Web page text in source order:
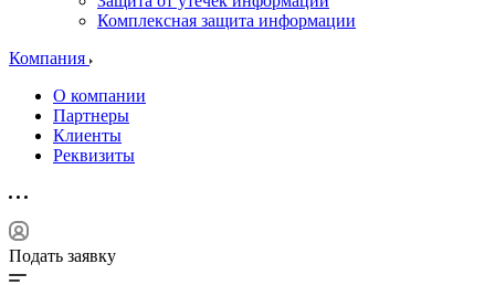
Комплексная защита информации
Компания
О компании
Партнеры
Клиенты
Реквизиты
Подать заявку